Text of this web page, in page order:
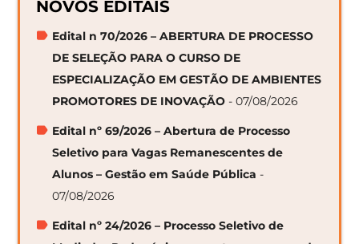
NOVOS EDITAIS
Edital n 70/2026 – ABERTURA DE PROCESSO
DE SELEÇÃO PARA O CURSO DE
ESPECIALIZAÇÃO EM GESTÃO DE AMBIENTES
PROMOTORES DE INOVAÇÃO - 07/08/2026
Edital nº 69/2026 – Abertura de Processo
Seletivo para Vagas Remanescentes de
Alunos – Gestão em Saúde Pública -
07/08/2026
Edital nº 24/2026 – Processo Seletivo de